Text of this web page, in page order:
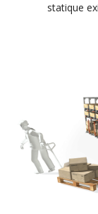
statique